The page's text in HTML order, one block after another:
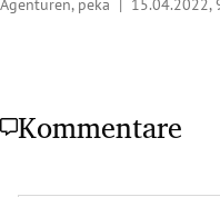
Kommentare